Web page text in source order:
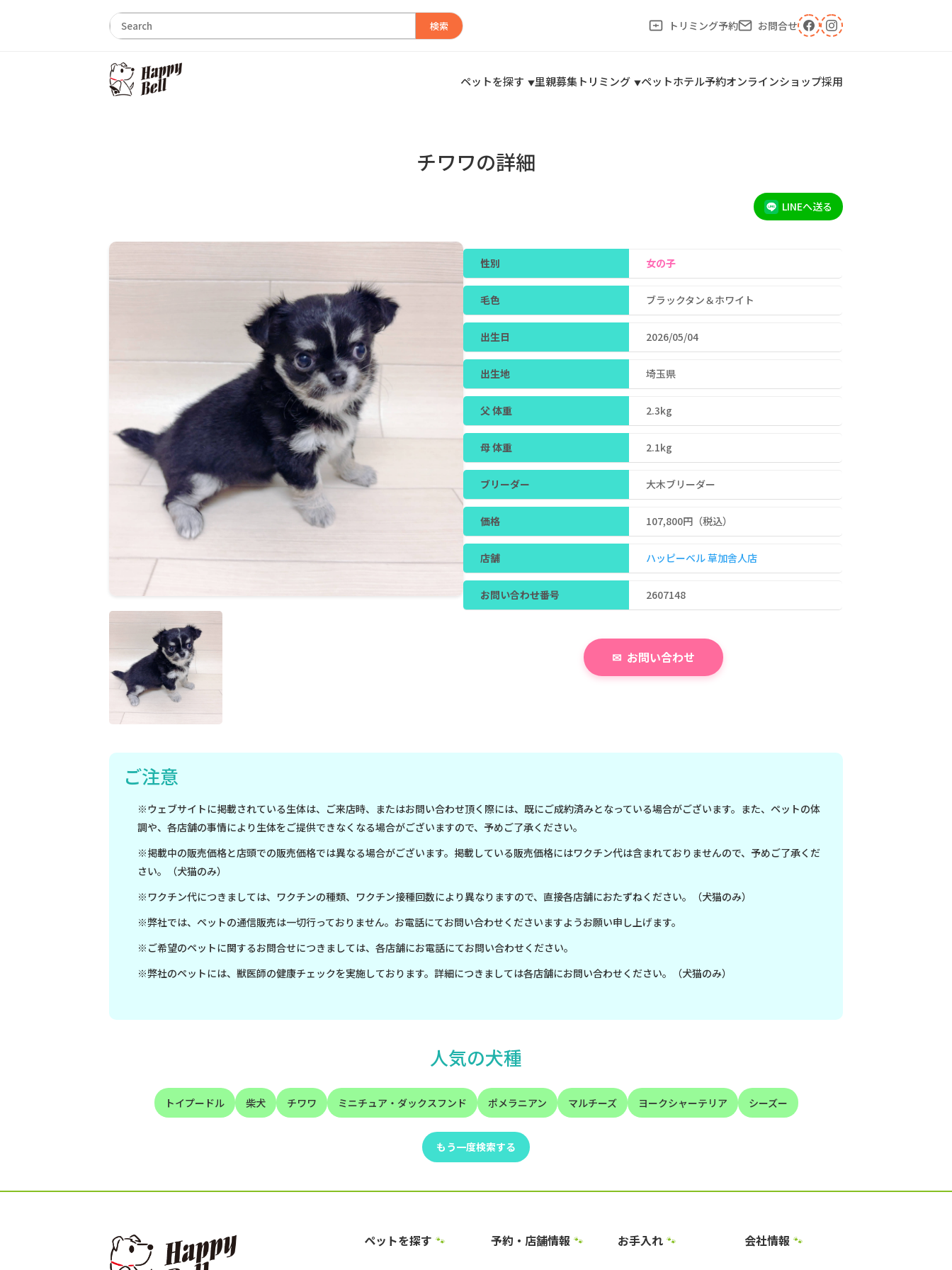
検索 トリミング予約 お問合せ
ペットを探す 里親募集トリミング ペットホテル予約オンラインショップ採用
チワワの詳細
LINEへ送る
性別 女の子
毛色 ブラックタン＆ホワイト
出生日 2026/05/04
出生地 埼玉県
父 体重 2.3kg
母 体重 2.1kg
ブリーダー 大木ブリーダー
価格 107,800円（税込）
店舗 ハッピーベル 草加舎人店
お問い合わせ番号 2607148
お問い合わせ
ご注意
※ウェブサイトに掲載されている生体は、ご来店時、またはお問い合わせ頂く際には、既にご成約済みとなっている場合がございます。また、ペットの体
調や、各店舗の事情により生体をご提供できなくなる場合がございますので、予めご了承ください。
※掲載中の販売価格と店頭での販売価格では異なる場合がございます。掲載している販売価格にはワクチン代は含まれておりませんので、予めご了承くだ
さい。（犬猫のみ）
※ワクチン代につきましては、ワクチンの種類、ワクチン接種回数により異なりますので、直接各店舗におたずねください。（犬猫のみ）
※弊社では、ペットの通信販売は一切行っておりません。お電話にてお問い合わせくださいますようお願い申し上げます。
※ご希望のペットに関するお問合せにつきましては、各店舗にお電話にてお問い合わせください。
※弊社のペットには、獣医師の健康チェックを実施しております。詳細につきましては各店舗にお問い合わせください。（犬猫のみ）
人気の犬種
トイプードル 柴犬 チワワ ミニチュア・ダックスフンド ポメラニアン マルチーズ ヨークシャーテリア シーズー
もう一度検索する
ペットを探す 🐾 予約・店舗情報 🐾 お手入れ 🐾 会社情報 🐾